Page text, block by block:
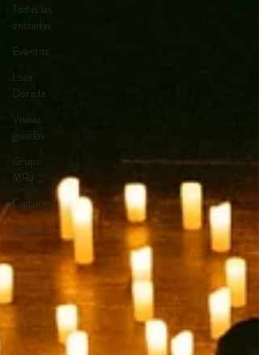
Todas las
entradas
Eventos
Loza
Dorada
Visitas
guiadas
Grupo
MRJ
Cultura
Música